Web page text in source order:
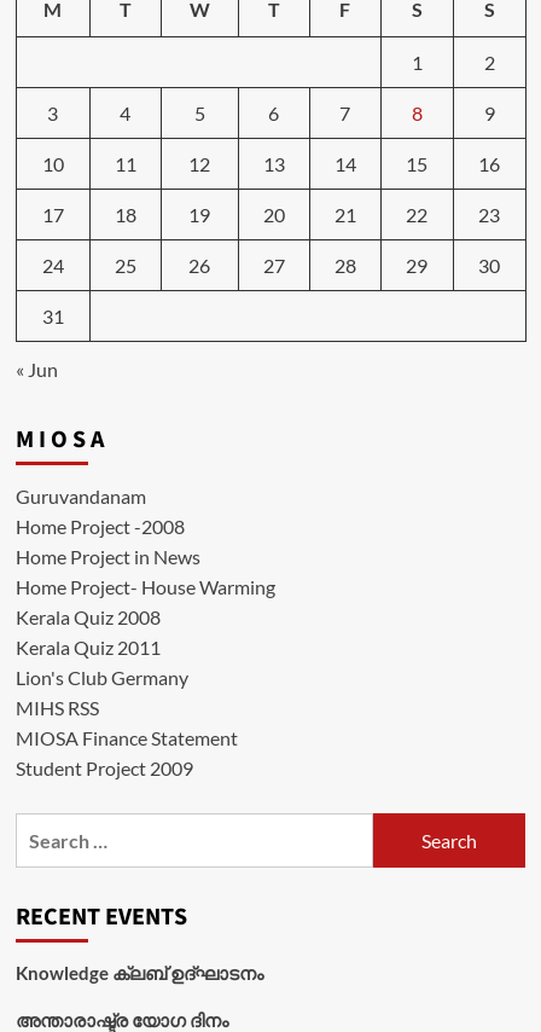
M T W T F S S
1 2
3 4 5 6 7 8 9
10 11 12 13 14 15 16
17 18 19 20 21 22 23
24 25 26 27 28 29 30
31
« Jun
M I O S A
Guruvandanam
Home Project -2008
Home Project in News
Home Project- House Warming
Kerala Quiz 2008
Kerala Quiz 2011
Lion's Club Germany
MIHS RSS
MIOSA Finance Statement
Student Project 2009
RECENT EVENTS
Knowledge ക്ലബ് ഉദ്‌ഘാടനം
അന്താരാഷ്ട്ര യോഗ ദിനം